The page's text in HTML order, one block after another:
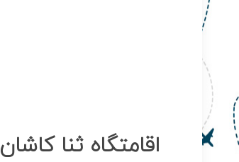
اقامتگاه ثنا کاشان